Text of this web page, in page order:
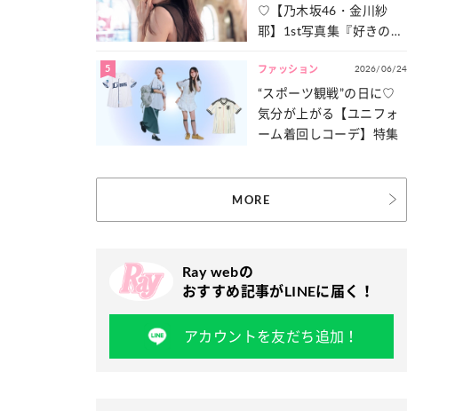
♡【乃木坂46・金川紗
耶】1st写真集『好きのグ
たっぷりとお届け！
5 ファッション 2026/06/24
“スポーツ観戦”の日に♡
気分が上がる【ユニフォ
ーム着回しコーデ】特集
MORE
Ray webの
おすすめ記事がLINEに届く！
アカウントを友だち追加！